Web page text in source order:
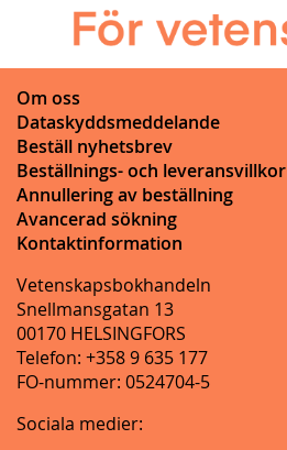
Om oss
Dataskyddsmeddelande
Beställ nyhetsbrev
Beställnings- och leveransvillkor
Annullering av beställning
Avancerad sökning
Kontaktinformation
Vetenskapsbokhandeln
Snellmansgatan 13
00170 HELSINGFORS
Telefon: +358 9 635 177
FO-nummer: 0524704-5
Sociala medier: